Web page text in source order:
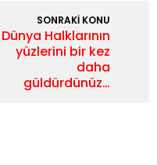
SONRAKİ KONU
Dünya Halklarının
yüzlerini bir kez
daha
güldürdünüz…